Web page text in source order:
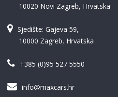
10020 Novi Zagreb, Hrvatska
Sjedište: Gajeva 59,
10000 Zagreb, Hrvatska
+385 (0)95 527 5550
info@maxcars.hr